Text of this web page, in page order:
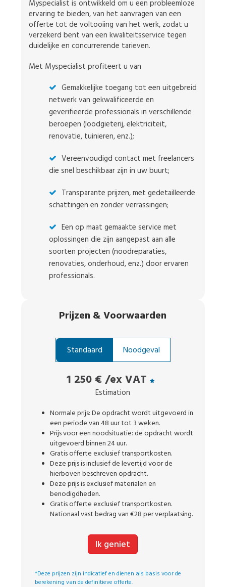
Myspecialist is ontwikkeld om u een probleemloze
ervaring te bieden, van het aanvragen van een
offerte tot de voltooiing van het werk, zodat u
verzekerd bent van een kwaliteitsservice tegen
duidelijke en concurrerende tarieven.
Met Myspecialist profiteert u van
Gemakkelijke toegang tot een uitgebreid
netwerk van gekwalificeerde en
geverifieerde professionals in verschillende
beroepen (loodgieterij, elektriciteit,
renovatie, tuinieren, enz.);
Vereenvoudigd contact met freelancers
die snel beschikbaar zijn in uw buurt;
Transparante prijzen, met gedetailleerde
schattingen en zonder verrassingen;
Een op maat gemaakte service met
oplossingen die zijn aangepast aan alle
soorten projecten (noodreparaties,
renovaties, onderhoud, enz.) door ervaren
professionals.
Prijzen & Voorwaarden
Standaard Noodgeval
1 250 € /ex VAT
Estimation
Normale prijs: De opdracht wordt uitgevoerd in
een periode van 48 uur tot 3 weken.
Prijs voor een noodsituatie: de opdracht wordt
uitgevoerd binnen 24 uur.
Gratis offerte exclusief transportkosten.
Deze prijs is inclusief de levertijd voor de
hierboven beschreven opdracht.
Deze prijs is exclusief materialen en
benodigdheden.
Gratis offerte exclusief transportkosten.
Nationaal vast bedrag van €28 per verplaatsing.
Ik geniet
*Deze prijzen zijn indicatief en dienen als basis voor de
berekening van de definitieve offerte.